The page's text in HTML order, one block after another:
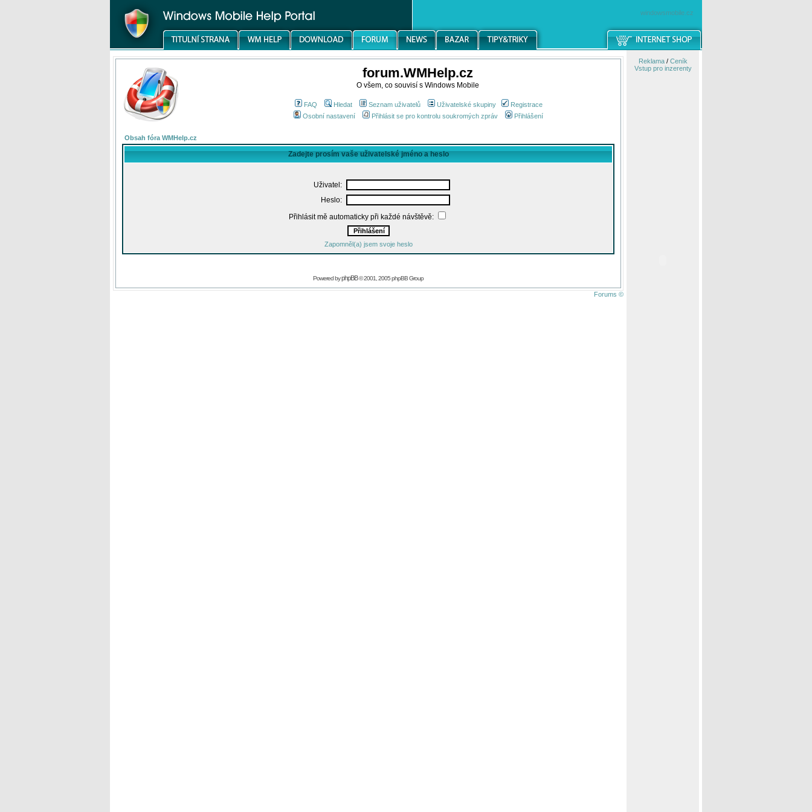
windowsmobile.cz
forum.WMHelp.cz
O všem, co souvisí s Windows Mobile
FAQ Hledat Seznam uživatelů Uživatelské skupiny
Registrace
Osobní nastavení
Přihlásit se pro kontrolu soukromých zpráv Přihlášení
Obsah fóra WMHelp.cz
Zadejte prosím vaše uživatelské jméno a heslo
Uživatel:
Heslo:
Přihlásit mě automaticky při každé návštěvě:
Zapomněl(a) jsem svoje heslo
Powered byphpBB© 2001, 2005 phpBB Group
Forums ©
Reklama/ Ceník
Vstup pro inzerenty